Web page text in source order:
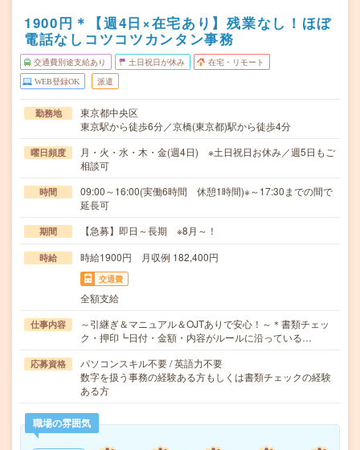
1900円＊【週4日×在宅あり】残業なし！ほぼ
電話なしコツコツカンタン事務
交通費別途支給あり 土日祝日が休み 在宅・リモート
WEB登録OK 派遣
勤務地
東京都中央区
東京駅から徒歩6分／京橋(東京都)駅から徒歩4分
曜日頻度
月・火・水・木・金(週4日) ※土日祝日お休み／週5日もご
相談可
時間
09:00～16:00(実働6時間 休憩1時間)※～17:30までの間で
延長可
期間 【急募】即日～長期 ※8月～！
時給 時給1900円 月収例 182,400円
交通費
全額支給
仕事内容
～引継ぎ＆マニュアル＆OJTありで安心！～＊書類チェッ
ク・押印┗日付・金額・内容がルールに沿っている…
応募資格
パソコンスキル不要 / 英語力不要
数字を扱う事務の経験ある方もしくは書類チェックの経験
ある方
職場の雰囲気